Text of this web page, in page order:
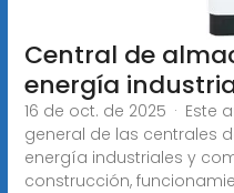
Central de
energía
16 de oct. de 2025 · Este
general de las centrales
energía industriales y
construcción,